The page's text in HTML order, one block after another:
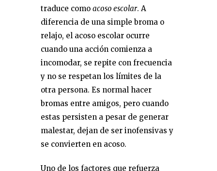
traduce como acoso escolar. A
diferencia de una simple broma o
relajo, el acoso escolar ocurre
cuando una acción comienza a
incomodar, se repite con frecuencia
y no se respetan los límites de la
otra persona. Es normal hacer
bromas entre amigos, pero cuando
estas persisten a pesar de generar
malestar, dejan de ser inofensivas y
se convierten en acoso.
Uno de los factores que refuerza